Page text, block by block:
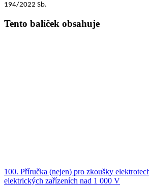
194/2022 Sb.
Tento balíček obsahuje
100. Příručka (nejen) pro zkoušky
elektrických zařízeních nad 1 000 V